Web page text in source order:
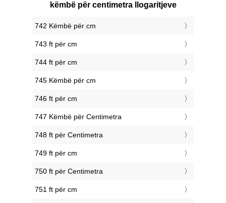
këmbë për centimetra llogaritjeve
742 Këmbë për cm
743 ft për cm
744 ft për cm
745 Këmbë për cm
746 ft për cm
747 Këmbë për Centimetra
748 ft për Centimetra
749 ft për cm
750 ft për Centimetra
751 ft për cm